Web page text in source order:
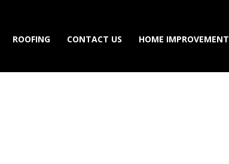
ROOFING CONTACT US HOME IMPROVEMENT